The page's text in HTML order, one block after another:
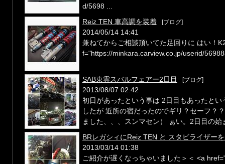
d/5698 ...
Reiz TEN 車高調を装着
[ブログ]
2014/05/14 14:41
兼ねてからご相談頂いてた足回りに はい！
f="https://minkara.carview.co.jp/userid/
SAB東雲スバルフェアー2日目 [ブログ]
2013/08/07 02:42
初日があったという事は 2日目もあったと
したが 近所の宿だったのでギリ？セーフ？
ました、、、スンマセン） ぁい。2日目の始
BRレガシィにReiz TEN と スタビライザー
2013/03/14 01:38
ご紹介が遅くなっちゃいました＞＜ <a